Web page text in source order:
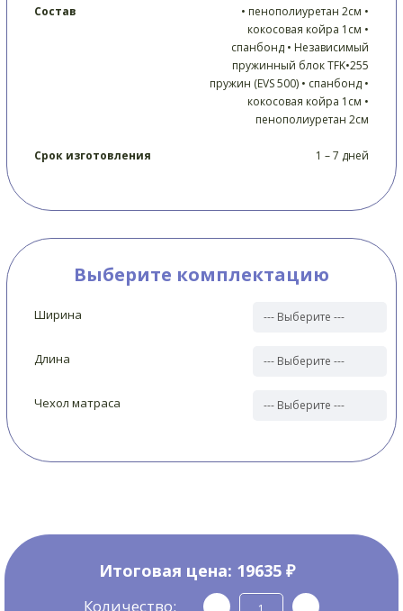
Состав
• пенополиуретан 2см •
кокосовая койра 1см •
спанбонд • Независимый
пружинный блок TFK•255
пружин (EVS 500) • спанбонд •
кокосовая койра 1см •
пенополиуретан 2см
Срок изготовления 1 – 7 дней
Выберите комплектацию
Ширина
Длина
Чехол матраса
Итоговая цена: 19635 ₽
Количество: